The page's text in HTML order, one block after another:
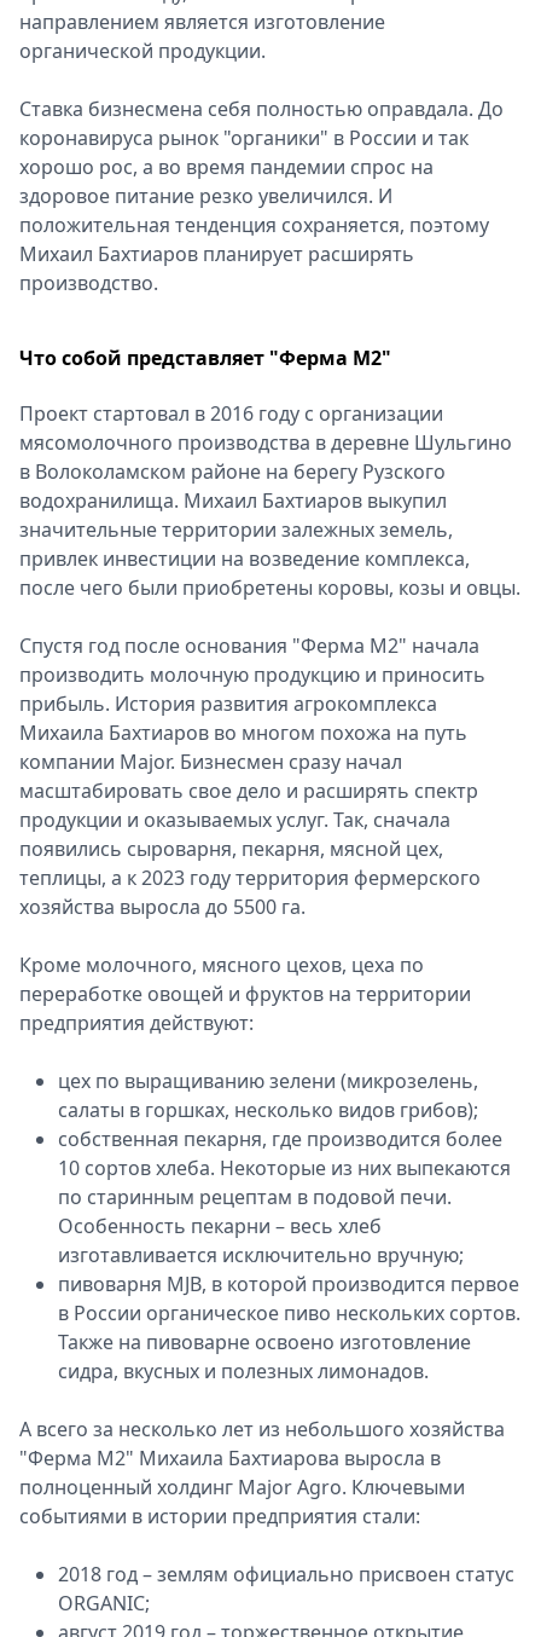
направлением является изготовление
органической продукции.
Ставка бизнесмена себя полностью оправдала. До
коронавируса рынок "органики" в России и так
хорошо рос, а во время пандемии спрос на
здоровое питание резко увеличился. И
положительная тенденция сохраняется, поэтому
Михаил Бахтиаров планирует расширять
производство.
Что собой представляет "Ферма М2"
Проект стартовал в 2016 году с организации
мясомолочного производства в деревне Шульгино
в Волоколамском районе на берегу Рузского
водохранилища. Михаил Бахтиаров выкупил
значительные территории залежных земель,
привлек инвестиции на возведение комплекса,
после чего были приобретены коровы, козы и овцы.
Спустя год после основания "Ферма М2" начала
производить молочную продукцию и приносить
прибыль. История развития агрокомплекса
Михаила Бахтиаров во многом похожа на путь
компании Major. Бизнесмен сразу начал
масштабировать свое дело и расширять спектр
продукции и оказываемых услуг. Так, сначала
появились сыроварня, пекарня, мясной цех,
теплицы, а к 2023 году территория фермерского
хозяйства выросла до 5500 га.
Кроме молочного, мясного цехов, цеха по
переработке овощей и фруктов на территории
предприятия действуют:
цех по выращиванию зелени (микрозелень,
салаты в горшках, несколько видов грибов);
собственная пекарня, где производится более
10 сортов хлеба. Некоторые из них выпекаются
по старинным рецептам в подовой печи.
Особенность пекарни – весь хлеб
изготавливается исключительно вручную;
пивоварня MJB, в которой производится первое
в России органическое пиво нескольких сортов.
Также на пивоварне освоено изготовление
сидра, вкусных и полезных лимонадов.
А всего за несколько лет из небольшого хозяйства
"Ферма М2" Михаила Бахтиарова выросла в
полноценный холдинг Major Agro. Ключевыми
событиями в истории предприятия стали:
2018 год – землям официально присвоен статус
ORGANIC;